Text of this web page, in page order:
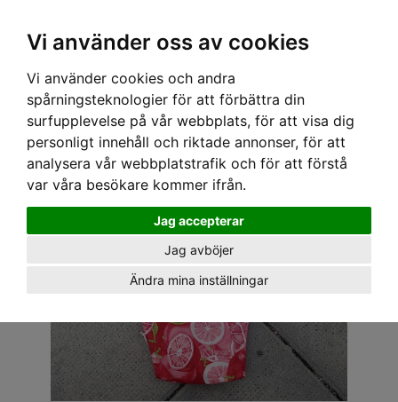
Vi använder oss av cookies
Vi använder cookies och andra
spårningsteknologier för att förbättra din
surfupplevelse på vår webbplats, för att visa dig
personligt innehåll och riktade annonser, för att
analysera vår webbplatstrafik och för att förstå
var våra besökare kommer ifrån.
Jag accepterar
Jag avböjer
Ändra mina inställningar
Hem› ACCESSOARER ›HÅRACCESSOARER › STÅLTRÅDS BANDANA - BLODAPELSIN